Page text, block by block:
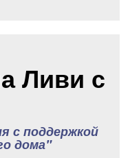
Ливи с
с поддержкой
дома"